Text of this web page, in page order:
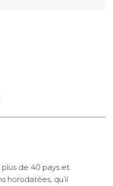
plus de 40 pays et
horodatées, qu’il